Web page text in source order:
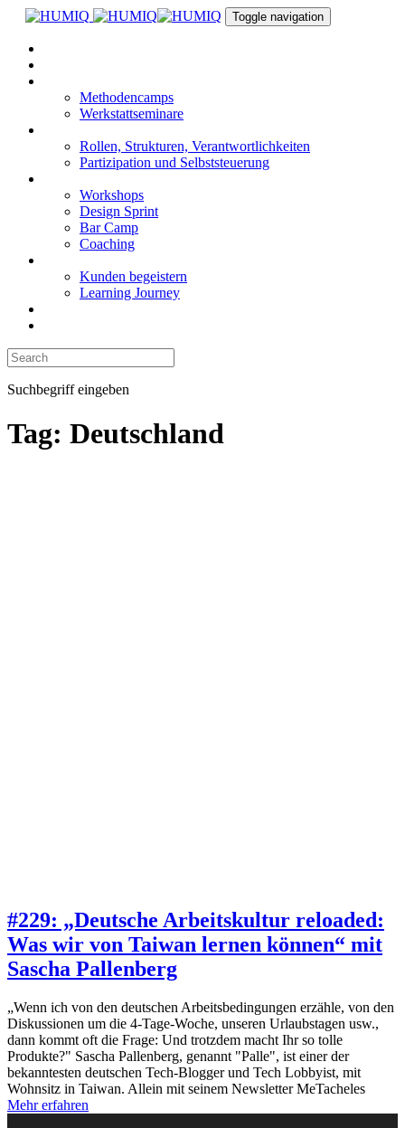
Links
Zur
Navigation
springen
Zum
Toggle navigation
Methodencamps
Werkstattseminare
Rollen, Strukturen, Verantwortlichkeiten
Partizipation und Selbststeuerung
Workshops
Design Sprint
Bar Camp
Coaching
Kunden begeistern
Learning Journey
Suchbegriff eingeben
Tag: Deutschland
#229: „Deutsche Arbeitskultur reloaded:
Was wir von Taiwan lernen können“ mit
Sascha Pallenberg
„Wenn ich von den deutschen Arbeitsbedingungen erzähle, von den
Diskussionen um die 4-Tage-Woche, unseren Urlaubstagen usw.,
dann kommt oft die Frage: Und trotzdem macht Ihr so tolle
Produkte?" Sascha Pallenberg, genannt "Palle", ist einer der
bekanntesten deutschen Tech-Blogger und Tech Lobbyist, mit
Wohnsitz in Taiwan. Allein mit seinem Newsletter MeTacheles
Mehr erfahren